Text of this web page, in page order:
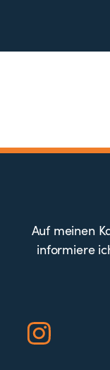
Auf meinen
informiere